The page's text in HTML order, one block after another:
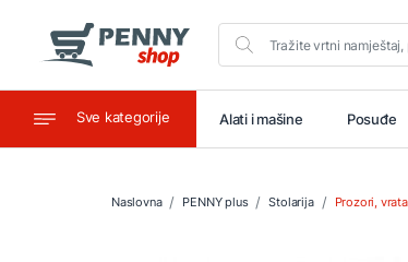
Sve kategorije
Ugostiteljstvo Alati i mašine Posuđe
Naslovna PENNY plus Stolarija Prozori,